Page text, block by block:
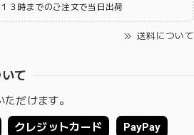
３時までのご注文で当日出荷
送料について
て
だけます。
クレジットカード PayPay